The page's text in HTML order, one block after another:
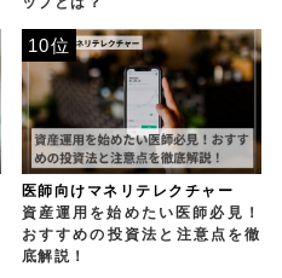
医師向けマネリテレクチャー
資産運用を始めたい医師必見！
おすすめの投資法と注意点を徹
底解説！
10位